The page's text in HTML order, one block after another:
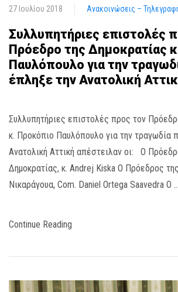
27 Ιουλίου 2018 Ανακοινώσεις –
Συλλυπητήριες επιστολές
Πρόεδρο της Δημοκρατίας
Παυλόπουλο για την
έπληξε την Ανατολική
Συλλυπητήριες επιστολές προς τον
κ. Προκόπιο Παυλόπουλο για την τραγωδία
Ανατολική Αττική απέστειλαν οι: Ο
Δημοκρατίας, κ. Andrej Kiska Ο Πρόεδρος
Νικαράγουα, Com. Daniel Ortega Saavedra Ο …
Continue Reading